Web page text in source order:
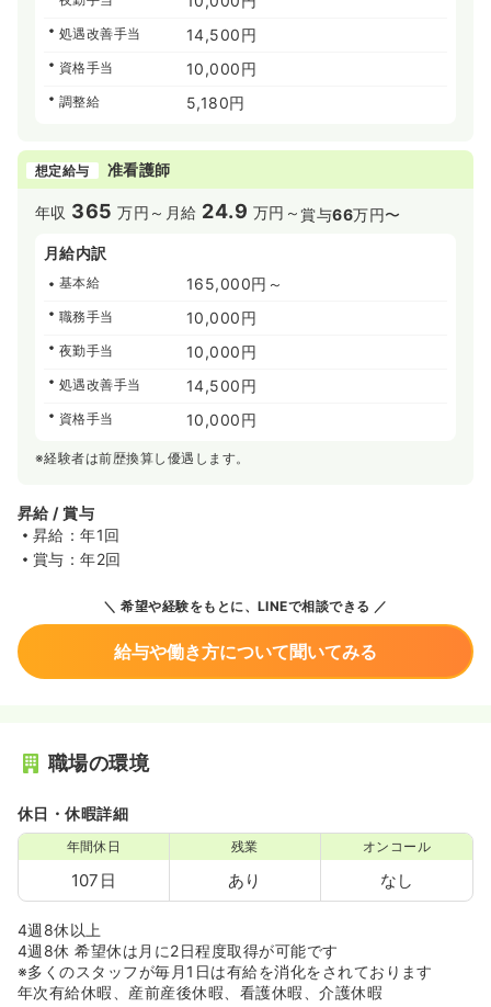
処遇改善手当 14,500円
資格手当 10,000円
調整給 5,180円
想定給与 准看護師
年収 365 万円～ 月給 24.9 万円～賞与66万円〜
月給内訳
基本給 165,000円～
職務手当 10,000円
夜勤手当 10,000円
処遇改善手当 14,500円
資格手当 10,000円
※経験者は前歴換算し優遇します。
昇給 / 賞与
昇給：年1回
賞与：年2回
希望や経験をもとに、LINEで相談できる
給与や働き方について聞いてみる
職場の環境
休日・休暇詳細
年間休日
107日
残業
あり
オンコール
なし
4週8休以上
4週8休 希望休は月に2日程度取得が可能です
※多くのスタッフが毎月1日は有給を消化をされております
年次有給休暇、産前産後休暇、看護休暇、介護休暇